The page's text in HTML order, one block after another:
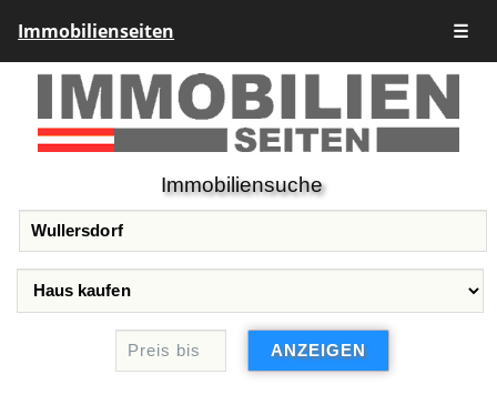
Immobilienseiten ☰
Immobiliensuche